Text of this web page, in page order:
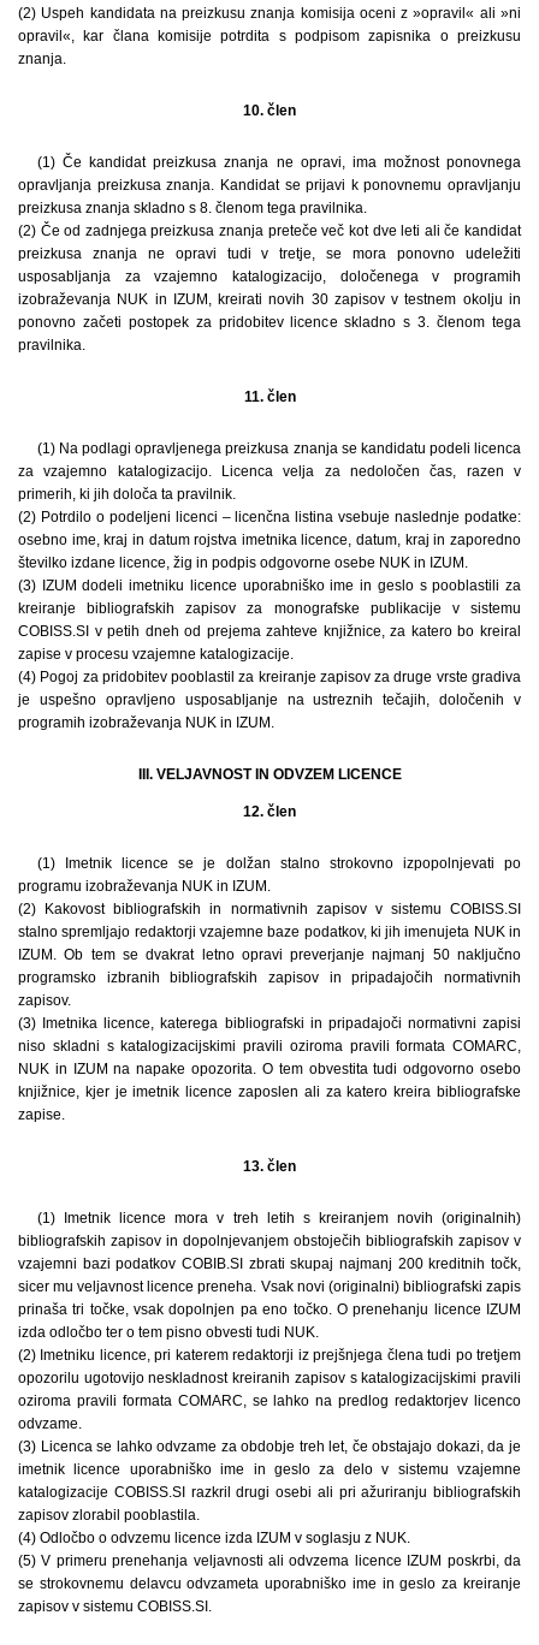
(2) Uspeh kandidata na preizkusu znanja komisija oceni z »opravil« ali »ni
opravil«, kar člana komisije potrdita s podpisom zapisnika o preizkusu
znanja.
10. člen
(1) Če kandidat preizkusa znanja ne opravi, ima možnost ponovnega
opravljanja preizkusa znanja. Kandidat se prijavi k ponovnemu opravljanju
preizkusa znanja skladno s 8. členom tega pravilnika.
(2) Če od zadnjega preizkusa znanja preteče več kot dve leti ali če kandidat
preizkusa znanja ne opravi tudi v tretje, se mora ponovno udeležiti
usposabljanja za vzajemno katalogizacijo, določenega v programih
izobraževanja NUK in IZUM, kreirati novih 30 zapisov v testnem okolju in
ponovno začeti postopek za pridobitev licence skladno s 3. členom tega
pravilnika.
11. člen
(1) Na podlagi opravljenega preizkusa znanja se kandidatu podeli licenca
za vzajemno katalogizacijo. Licenca velja za nedoločen čas, razen v
primerih, ki jih določa ta pravilnik.
(2) Potrdilo o podeljeni licenci – licenčna listina vsebuje naslednje podatke:
osebno ime, kraj in datum rojstva imetnika licence, datum, kraj in zaporedno
številko izdane licence, žig in podpis odgovorne osebe NUK in IZUM.
(3) IZUM dodeli imetniku licence uporabniško ime in geslo s pooblastili za
kreiranje bibliografskih zapisov za monografske publikacije v sistemu
COBISS.SI v petih dneh od prejema zahteve knjižnice, za katero bo kreiral
zapise v procesu vzajemne katalogizacije.
(4) Pogoj za pridobitev pooblastil za kreiranje zapisov za druge vrste gradiva
je uspešno opravljeno usposabljanje na ustreznih tečajih, določenih v
programih izobraževanja NUK in IZUM.
III. VELJAVNOST IN ODVZEM LICENCE
12. člen
(1) Imetnik licence se je dolžan stalno strokovno izpopolnjevati po
programu izobraževanja NUK in IZUM.
(2) Kakovost bibliografskih in normativnih zapisov v sistemu COBISS.SI
stalno spremljajo redaktorji vzajemne baze podatkov, ki jih imenujeta NUK in
IZUM. Ob tem se dvakrat letno opravi preverjanje najmanj 50 naključno
programsko izbranih bibliografskih zapisov in pripadajočih normativnih
zapisov.
(3) Imetnika licence, katerega bibliografski in pripadajoči normativni zapisi
niso skladni s katalogizacijskimi pravili oziroma pravili formata COMARC,
NUK in IZUM na napake opozorita. O tem obvestita tudi odgovorno osebo
knjižnice, kjer je imetnik licence zaposlen ali za katero kreira bibliografske
zapise.
13. člen
(1) Imetnik licence mora v treh letih s kreiranjem novih (originalnih)
bibliografskih zapisov in dopolnjevanjem obstoječih bibliografskih zapisov v
vzajemni bazi podatkov COBIB.SI zbrati skupaj najmanj 200 kreditnih točk,
sicer mu veljavnost licence preneha. Vsak novi (originalni) bibliografski zapis
prinaša tri točke, vsak dopolnjen pa eno točko. O prenehanju licence IZUM
izda odločbo ter o tem pisno obvesti tudi NUK.
(2) Imetniku licence, pri katerem redaktorji iz prejšnjega člena tudi po tretjem
opozorilu ugotovijo neskladnost kreiranih zapisov s katalogizacijskimi pravili
oziroma pravili formata COMARC, se lahko na predlog redaktorjev licenco
odvzame.
(3) Licenca se lahko odvzame za obdobje treh let, če obstajajo dokazi, da je
imetnik licence uporabniško ime in geslo za delo v sistemu vzajemne
katalogizacije COBISS.SI razkril drugi osebi ali pri ažuriranju bibliografskih
zapisov zlorabil pooblastila.
(4) Odločbo o odvzemu licence izda IZUM v soglasju z NUK.
(5) V primeru prenehanja veljavnosti ali odvzema licence IZUM poskrbi, da
se strokovnemu delavcu odvzameta uporabniško ime in geslo za kreiranje
zapisov v sistemu COBISS.SI.